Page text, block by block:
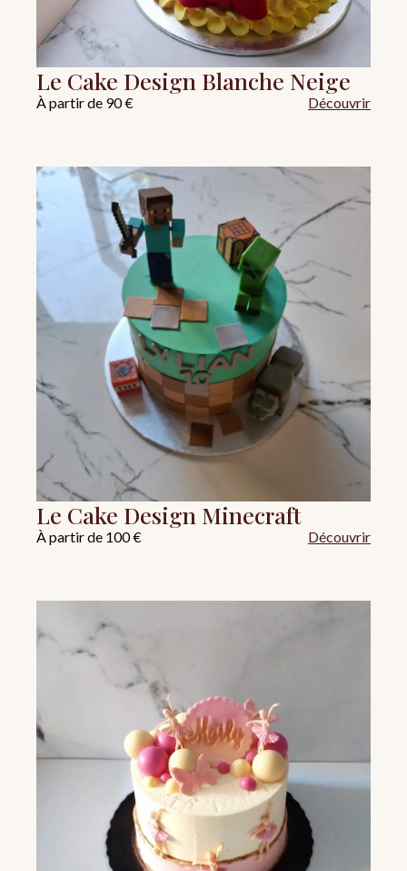
Le Cake Design Blanche Neige
À partir de 90 € Découvrir
Le Cake Design Minecraft
À partir de 100 € Découvrir